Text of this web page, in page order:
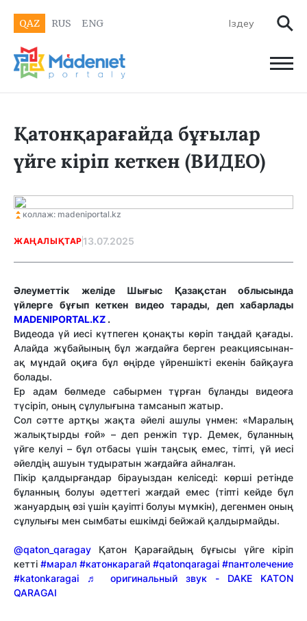
QAZ RUS ENG
Қатонқарағайда бұғылар
үйге кіріп кеткен (ВИДЕО)
коллаж: madeniportal.kz
ЖАҢАЛЫҚТАР 13.07.2025
Әлеуметтік желіде Шығыс Қазақстан облысында
үйлерге бұғып кеткен видео тарады, деп хабарлады
MADENIPORTAL.KZ .
Видеода үй иесі күтпеген қонақты көріп таңдай қағады.
Алайда жұбайының бұл жағдайға берген реакциясынан-
ақ мұндай оқиға бұл өңірде үйреншікті екенін байқауға
болады.
Ер адам бөлмеде сабырмен тұрған бұланды видеоға
түсіріп, оның сұлулығына тамсанып жатыр.
Сол сәтте артқы жақта әйелі ашулы үнмен: «Маралың
жалықтырды ғой» – деп ренжіп тұр. Демек, бұланның
үйге келуі – бұл отбасы үшін таңсық емес, тіпті, үй иесі
әйелдің ашуын тудыратын жағдайға айналған.
Пікір қалдырғандар бірауыздан келіседі: көрші ретінде
бұланның болуы әдеттегі жағдай емес (тіпті кейде бұл
жануардың өзі үшін қауіпті болуы мүмкін), дегенмен оның
сұлулығы мен сымбаты ешкімді бейжай қалдырмайды.
@qaton_qaragay Қатон Қарағайдың бұғысы үйге кіріп
кетті #марал #катонкарагай #qatonqaragai #пантолечение
#katonkaragai
♬ оригинальный звук - DAKE KATON
QARAGAI